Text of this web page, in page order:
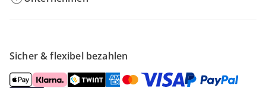
Sicher & flexibel bezahlen